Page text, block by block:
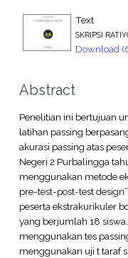
Text
SKRIPSI
Download
Abstract
Penelitian ini bertujuan
latihan passing
akurasi passing atas
Negeri 2 Purbalingga
menggunakan metode
pre-test-post-test
peserta ekstrakurikuler
yang berjumlah 18
menggunakan tes
menggunakan uji t taraf